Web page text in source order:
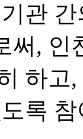
관
써, 인
하고
록